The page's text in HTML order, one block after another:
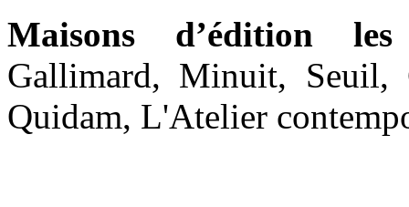
Maisons d’édition
Gallimard, Minuit, Seuil,
Quidam, L'Atelier